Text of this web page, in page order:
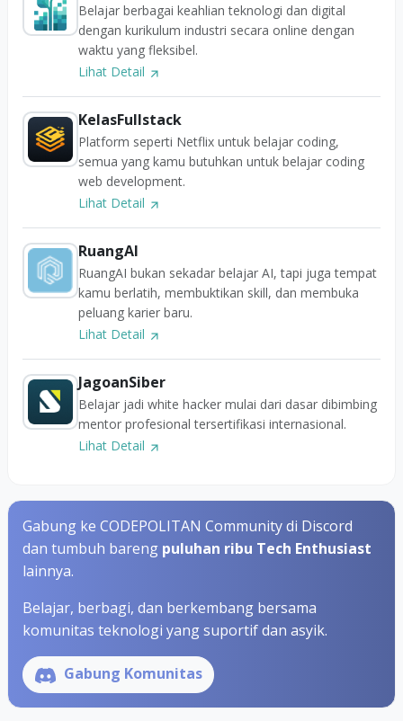
Belajar berbagai keahlian teknologi dan digital
dengan kurikulum industri secara online dengan
waktu yang fleksibel.
Lihat Detail
KelasFullstack
Platform seperti Netflix untuk belajar coding,
semua yang kamu butuhkan untuk belajar coding
web development.
Lihat Detail
RuangAI
RuangAI bukan sekadar belajar AI, tapi juga tempat
kamu berlatih, membuktikan skill, dan membuka
peluang karier baru.
Lihat Detail
JagoanSiber
Belajar jadi white hacker mulai dari dasar dibimbing
mentor profesional tersertifikasi internasional.
Lihat Detail
Gabung ke CODEPOLITAN Community di Discord
dan tumbuh bareng puluhan ribu Tech Enthusiast
lainnya.
Belajar, berbagi, dan berkembang bersama
komunitas teknologi yang suportif dan asyik.
Gabung Komunitas